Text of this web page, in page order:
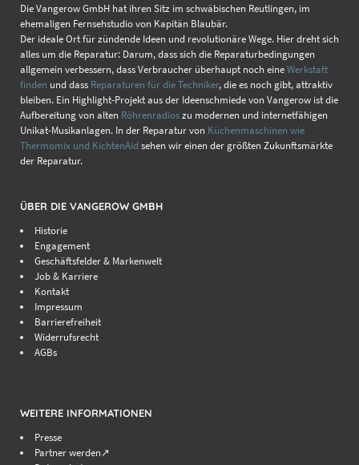
Die Vangerow GmbH hat ihren Sitz im schwäbischen Reutlingen, im
ehemaligen Fernsehstudio von Kapitän Blaubär.
Der ideale Ort für zündende Ideen und revolutionäre Wege. Hier dreht sich
alles um die Reparatur: Darum, dass sich die Reparaturbedingungen
allgemein verbessern, dass Verbraucher überhaupt noch eineWerkstatt
finden und dass Reparaturen für die Techniker, die es noch gibt, attraktiv
bleiben. Ein Highlight-Projekt aus der Ideenschmiede von Vangerow ist die
Aufbereitung von alten Röhrenradioszu modernen und internetfähigen
Unikat-Musikanlagen. In der Reparatur von Küchenmaschinen wie
Thermomix und KichtenAid sehen wir einen der größten Zukunftsmärkte
der Reparatur.
ÜBER DIE VANGEROW GMBH
Historie
Engagement
Geschäftsfelder & Markenwelt
Job & Karriere
Kontakt
Impressum
Barrierefreiheit
Widerrufsrecht
AGBs
WEITERE INFORMATIONEN
Presse
Partner werden↗